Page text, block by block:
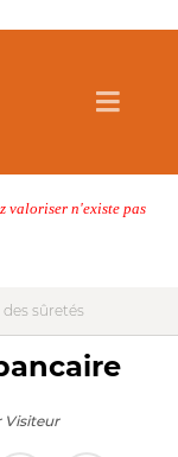
valoriser n'existe pas
sûretés
Visiteur